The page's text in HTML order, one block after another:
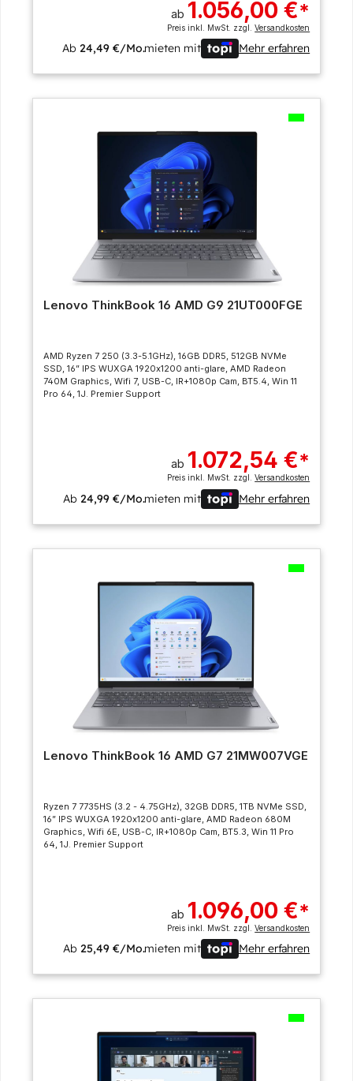
ab 1.056,00 €*
Preis inkl. MwSt. zzgl.Versandkosten
Ab24,49 €/Mo.mieten mit Mehr erfahren
Lenovo ThinkBook 16 AMD G9 21UT000FGE
AMD Ryzen 7 250 (3.3-5.1GHz), 16GB DDR5, 512GB NVMe
SSD, 16” IPS WUXGA 1920x1200 anti-glare, AMD Radeon
740M Graphics, Wifi 7, USB-C, IR+1080p Cam, BT5.4, Win 11
Pro 64, 1J. Premier Support
ab 1.072,54 €*
Preis inkl. MwSt. zzgl.Versandkosten
Ab24,99 €/Mo.mieten mit Mehr erfahren
Lenovo ThinkBook 16 AMD G7 21MW007VGE
Ryzen 7 7735HS (3.2 - 4.75GHz), 32GB DDR5, 1TB NVMe SSD,
16” IPS WUXGA 1920x1200 anti-glare, AMD Radeon 680M
Graphics, Wifi 6E, USB-C, IR+1080p Cam, BT5.3, Win 11 Pro
64, 1J. Premier Support
ab 1.096,00 €*
Preis inkl. MwSt. zzgl.Versandkosten
Ab25,49 €/Mo.mieten mit Mehr erfahren